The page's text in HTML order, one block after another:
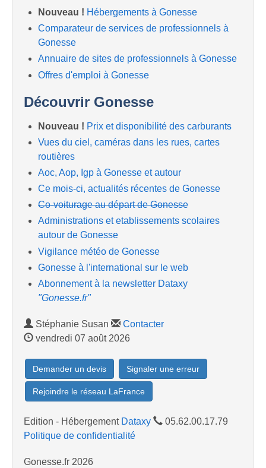
Nouveau ! Hébergements à Gonesse
Comparateur de services de professionnels à
Gonesse
Annuaire de sites de professionnels à Gonesse
Offres d'emploi à Gonesse
Découvrir Gonesse
Nouveau ! Prix et disponibilité des carburants
Vues du ciel, caméras dans les rues, cartes
routières
Aoc, Aop, Igp à Gonesse et autour
Ce mois-ci, actualités récentes de Gonesse
Co-voiturage au départ de Gonesse
Administrations et etablissements scolaires
autour de Gonesse
Vigilance météo de Gonesse
Gonesse à l'international sur le web
Abonnement à la newsletter Dataxy
"Gonesse.fr"
Stéphanie Susan
Contacter
vendredi 07 août 2026
Demander un devis Signaler une erreur
Rejoindre le réseau LaFrance
Edition - Hébergement Dataxy
05.62.00.17.79
Politique de confidentialité
Gonesse.fr 2026